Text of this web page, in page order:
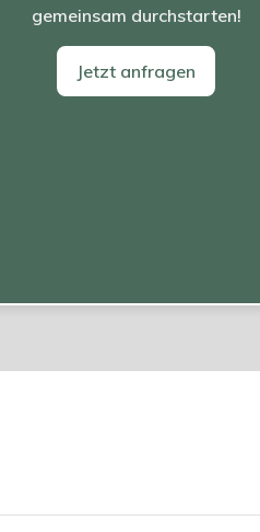
gemeinsam durchstarten!
Jetzt anfragen